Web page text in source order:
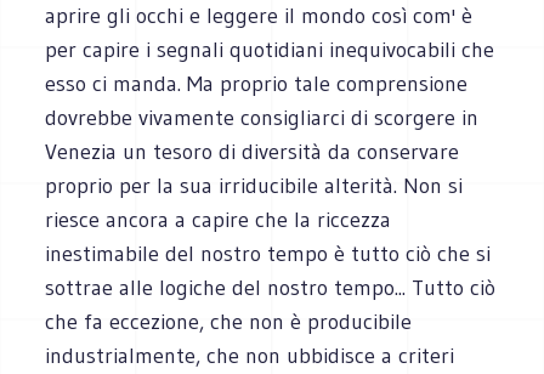
aprire gli occhi e leggere il mondo così com' è
per capire i segnali quotidiani inequivocabili che
esso ci manda. Ma proprio tale comprensione
dovrebbe vivamente consigliarci di scorgere in
Venezia un tesoro di diversità da conservare
proprio per la sua irriducibile alterità. Non si
riesce ancora a capire che la riccezza
inestimabile del nostro tempo è tutto ciò che si
sottrae alle logiche del nostro tempo... Tutto ciò
che fa eccezione, che non è producibile
industrialmente, che non ubbidisce a criteri